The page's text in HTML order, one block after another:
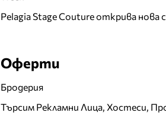
Pelagia Stage Couture открива нова
Оферти
Бродерия
Търсим Рекламни Лица, Хостеси,